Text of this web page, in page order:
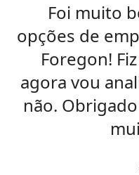
Foi muito
opções de
Foregon!
agora vou
não.